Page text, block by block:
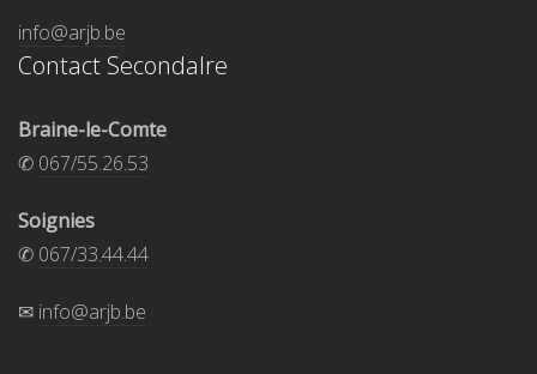
info@arjb.be
Contact Secondalre
Braine-le-Comte
✆ 067/55.26.53
Soignies
✆ 067/33.44.44
✉ info@arjb.be